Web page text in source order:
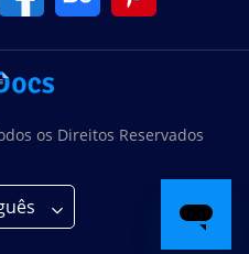
os Direitos Reservados